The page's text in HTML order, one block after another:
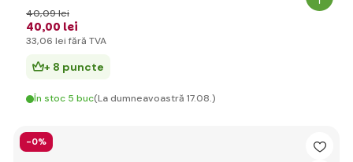
40,00 lei
40,09 lei
33,06 lei fără TVA
+ 8 puncte
În stoc 5 buc(La dumneavoastră 17.08.)
-0%